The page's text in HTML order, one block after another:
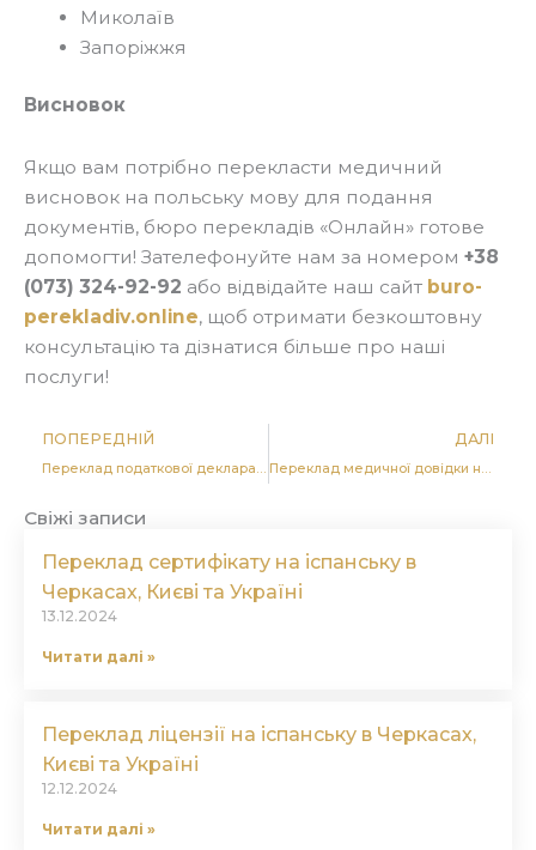
Миколаїв
Запоріжжя
Висновок
Якщо вам потрібно перекласти медичний
висновок на польську мову для подання
документів, бюро перекладів «Онлайн» готове
допомогти! Зателефонуйте нам за номером +38
(073) 324-92-92 або відвідайте наш сайт buro-
perekladiv.online, щоб отримати безкоштовну
консультацію та дізнатися більше про наші
послуги!
Попер
ПОПЕРЕДНІЙ
Переклад податкової декларації на польську в Черкасах, Києві та Україні
ДАЛІ
Переклад медичної довідки на польську в Черкасах, Києві та Україні
Свіжі записи
Переклад сертифікату на іспанську в
Черкасах, Києві та Україні
13.12.2024
Читати далі »
Переклад ліцензії на іспанську в Черкасах,
Києві та Україні
12.12.2024
Читати далі »